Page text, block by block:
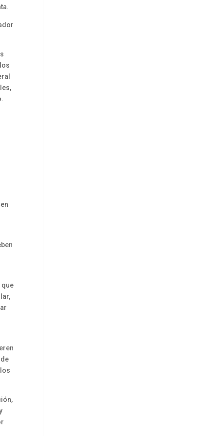
que